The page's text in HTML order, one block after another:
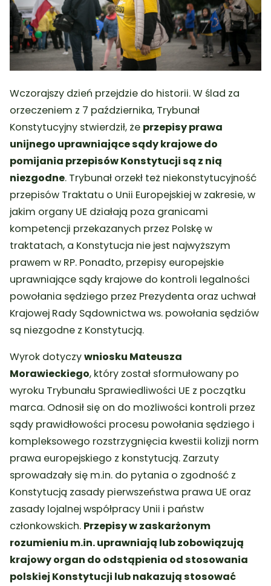
Wczorajszy dzień przejdzie do historii. W ślad za
orzeczeniem z 7 października, Trybunał
Konstytucyjny stwierdził, że przepisy prawa
unijnego uprawniające sądy krajowe do
pomijania przepisów Konstytucji są z nią
niezgodne. Trybunał orzekł też niekonstytucyjność
przepisów Traktatu o Unii Europejskiej w zakresie, w
jakim organy UE działają poza granicami
kompetencji przekazanych przez Polskę w
traktatach, a Konstytucja nie jest najwyższym
prawem w RP. Ponadto, przepisy europejskie
uprawniające sądy krajowe do kontroli legalności
powołania sędziego przez Prezydenta oraz uchwał
Krajowej Rady Sądownictwa ws. powołania sędziów
są niezgodne z Konstytucją.
Wyrok dotyczywniosku Mateusza
Morawieckiego, który został sformułowany po
wyroku Trybunału Sprawiedliwości UE z początku
marca. Odnosił się on do możliwości kontroli przez
sądy prawidłowości procesu powołania sędziego i
kompleksowego rozstrzygnięcia kwestii kolizji norm
prawa europejskiego z konstytucją. Zarzuty
sprowadzały się m.in. do pytania o zgodność z
Konstytucją zasady pierwszeństwa prawa UE oraz
zasady lojalnej współpracy Unii i państw
członkowskich. Przepisy w zaskarżonym
rozumieniu m.in. uprawniają lub zobowiązują
krajowy organ do odstąpienia od stosowania
polskiej Konstytucji lub nakazują stosować